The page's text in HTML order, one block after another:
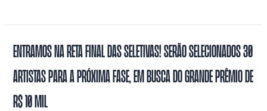
Entramos na reta final das Seletivas! Serão selecionados 30
artistas para a próxima fase, em busca do grande prêmio de
R$ 10 mil
Entramos
na
reta
das